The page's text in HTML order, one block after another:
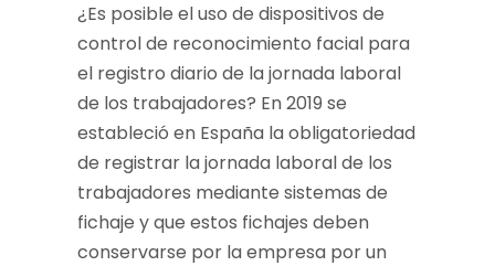
¿Es posible el uso de dispositivos de
control de reconocimiento facial para
el registro diario de la jornada laboral
de los trabajadores? En 2019 se
estableció en España la obligatoriedad
de registrar la jornada laboral de los
trabajadores mediante sistemas de
fichaje y que estos fichajes deben
conservarse por la empresa por un